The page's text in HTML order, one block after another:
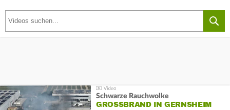
Schwarze Rauchwolke
GROSSBRAND IN GERNSHEIM